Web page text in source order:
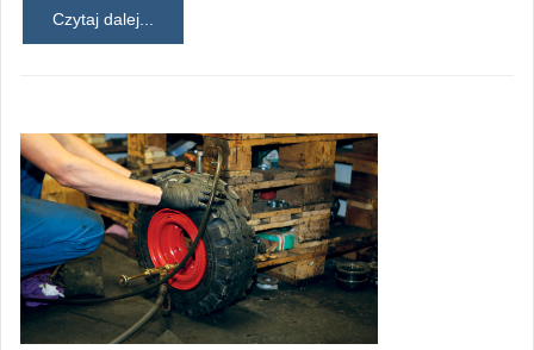
Czytaj dalej...